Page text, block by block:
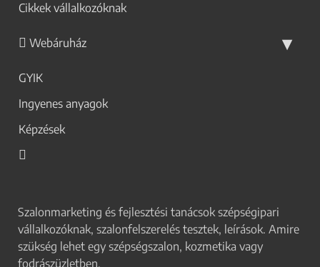
Cikkek vállalkozóknak
Webáruház
GYIK
Ingyenes anyagok
Képzések
Szalonmarketing és fejlesztési tanácsok szépségipari
vállalkozóknak, szalonfelszerelés tesztek, leírások. Amire
szükség lehet egy szépségszalon, kozmetika vagy
fodrászüzletben.